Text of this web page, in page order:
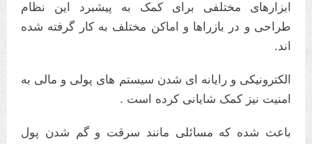
ابزارهای مختلفی برای کمک به پیشبرد این نظام
طراحی و در بازراها و اماکن مختلف به کار گرفته شده
اند.
الکترونیکی و رایانه ای شدن سیستم های پولی و مالی به
امنیت نیز کمک شایانی کرده است .
باعث شده که مسائلی مانند سرقت و گم شدن پول